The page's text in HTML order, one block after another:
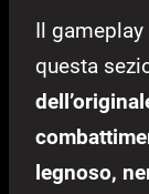
Il
questa
legnoso,